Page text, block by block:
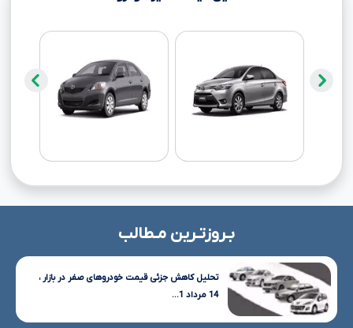
بـروزتـرین مـطالب
تحلیل کاهش جزئی قیمت خودروهای صفر در بازار ،
14 مرداد 1...